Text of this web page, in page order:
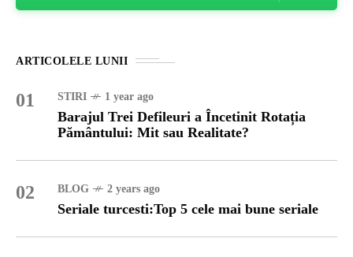
ARTICOLELE LUNII
01 STIRI 1 year ago
Barajul Trei Defileuri a Încetinit Rotația
Pământului: Mit sau Realitate?
02 BLOG 2 years ago
Seriale turcesti:Top 5 cele mai bune seriale